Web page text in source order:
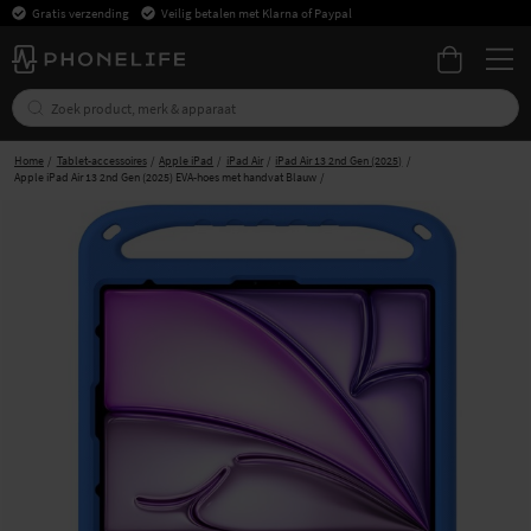
Gratis verzending Veilig betalen met Klarna of Paypal
Home Tablet-accessoires Apple iPad iPad Air
iPad Air 13 2nd Gen (2025)
Apple iPad Air 13 2nd Gen (2025) EVA-hoes met handvat Blauw